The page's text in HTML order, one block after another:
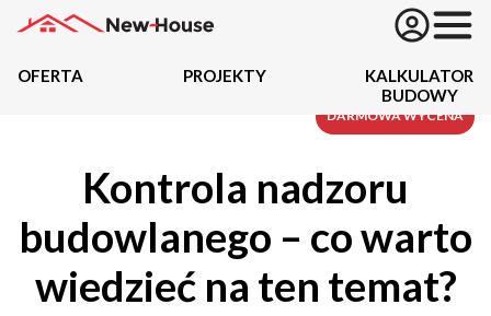
Działki
Kredyty
OFERTA PROJEKTY
KALKULATOR
BUDOWY
Kontrola nadzoru
budowlanego – co warto
wiedzieć na ten temat?
DARMOWA WYCENA